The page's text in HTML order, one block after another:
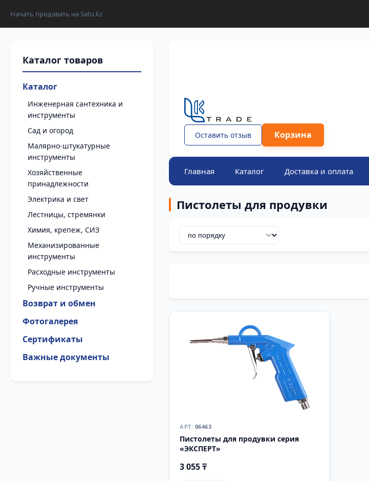
Начать продавать на Satu.kz
Каталог
Инженерная сантехника и
инструменты
Сад и огород
Малярно-штукатурные
инструменты
Хозяйственные
принадлежности
Электрика и свет
Лестницы, стремянки
Химия, крепеж, СИЗ
Механизированные
инструменты
Расходные инструменты
Ручные инструменты
Возврат и обмен
Фотогалерея
Сертификаты
Важные документы
Оставить отзыв Корзина
Главная Каталог Доставка и оплата
Пистолеты для продувки
06463
Пистолеты для продувки серия
«ЭКСПЕРТ»
3 055 ₸